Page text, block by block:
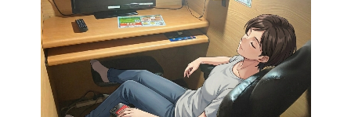
映画 / アニメ / 電子書籍